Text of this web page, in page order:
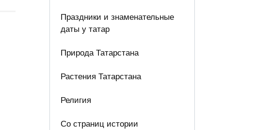
Праздники и знаменательные
даты у татар
Природа Татарстана
Растения Татарстана
Религия
Со страниц истории